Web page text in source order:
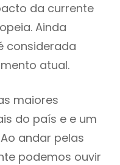
da currente
Ainda
considerada
atual.
maiores
do país e e um
andar pelas
podemos ouvir